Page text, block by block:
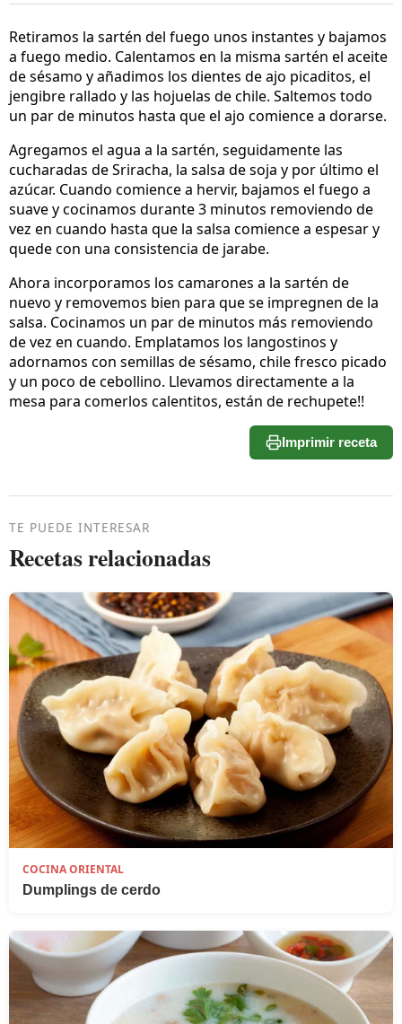
Retiramos la sartén del fuego unos instantes y bajamos
a fuego medio. Calentamos en la misma sartén el aceite
de sésamo y añadimos los dientes de ajo picaditos, el
jengibre rallado y las hojuelas de chile. Saltemos todo
un par de minutos hasta que el ajo comience a dorarse.
Agregamos el agua a la sartén, seguidamente las
cucharadas de Sriracha, la salsa de soja y por último el
azúcar. Cuando comience a hervir, bajamos el fuego a
suave y cocinamos durante 3 minutos removiendo de
vez en cuando hasta que la salsa comience a espesar y
quede con una consistencia de jarabe.
Ahora incorporamos los camarones a la sartén de
nuevo y removemos bien para que se impregnen de la
salsa. Cocinamos un par de minutos más removiendo
de vez en cuando. Emplatamos los langostinos y
adornamos con semillas de sésamo, chile fresco picado
y un poco de cebollino. Llevamos directamente a la
mesa para comerlos calentitos, están de rechupete!!
Imprimir receta
TE PUEDE INTERESAR
Recetas relacionadas
COCINA ORIENTAL
Dumplings de cerdo